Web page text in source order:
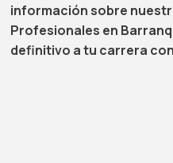
información sobre
Profesionales en
definitivo a tu carrera